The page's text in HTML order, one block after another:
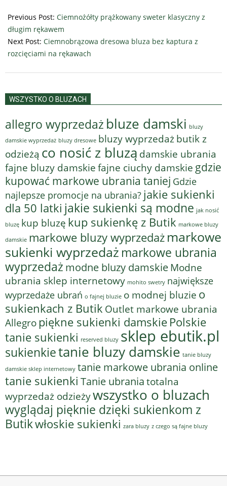
08-
01
Previous Post: Ciemnożółty prążkowany sweter klasyczny z
długim rękawem
Next Post: Ciemnobrązowa dresowa bluza bez kaptura z
rozcięciami na rękawach
WSZYSTKO O BLUZACH
allegro wyprzedaż bluze damski bluzy
damskie wyprzedaż bluzy dresowe bluzy wyprzedaż butik z
odzieżą co nosić z bluzą damskie ubrania
fajne bluzy damskiefajne ciuchy damskie gdzie
kupować markowe ubrania taniej Gdzie
najlepsze promocje na ubrania? jakie sukienki
dla 50 latki jakie sukienki są modne jak nosić
bluzę kup bluzę kup sukienkę z Butik markowe bluzy
damskie markowe bluzy wyprzedaż markowe
sukienki wyprzedaż markowe ubrania
wyprzedaż modne bluzy damskie Modne
ubrania sklep internetowy mohito swetry największe
wyprzedaże ubrań o fajnej bluzie o modnej bluzie o
sukienkach z Butik Outlet markowe ubrania
Allegropiękne sukienki damskie Polskie
tanie sukienki reserved bluzy sklep ebutik.pl
sukienkietanie bluzy damskie tanie bluzy
damskie sklep internetowy tanie markowe ubrania online
tanie sukienki Tanie ubrania totalna
wyprzedaż odzieżywszystko o bluzach
wyglądaj pięknie dzięki sukienkom z
Butikwłoskie sukienki zara bluzy z czego są fajne bluzy